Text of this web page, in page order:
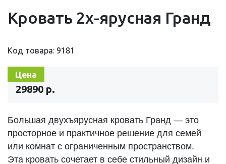
Кровать 2х-ярусная Гранд
Код товара: 9181
Цена
29890 р.
Большая двухъярусная кровать Гранд — это
просторное и практичное решение для семей
или комнат с ограниченным пространством.
Эта кровать сочетает в себе стильный дизайн и